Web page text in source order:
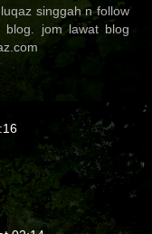
singgah n follow
blog. jom lawat blog